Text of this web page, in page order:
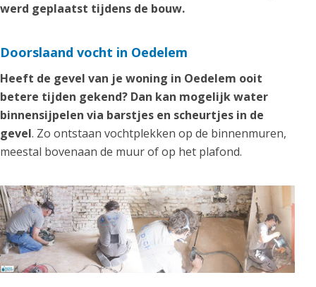
werd geplaatst tijdens de bouw.
Doorslaand vocht in Oedelem
Heeft de gevel van je woning in Oedelem ooit
betere tijden gekend? Dan kan mogelijk water
binnensijpelen via barstjes en scheurtjes in de
gevel. Zo ontstaan vochtplekken op de binnenmuren,
meestal bovenaan de muur of op het plafond.